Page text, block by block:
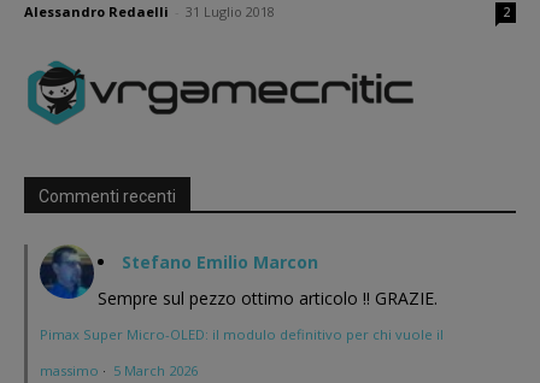
Alessandro Redaelli 31 Luglio 2018 2
Commenti recenti
Stefano Emilio Marcon
Sempre sul pezzo ottimo articolo !! GRAZIE.
Pimax Super Micro-OLED: il modulo definitivo per chi vuole il
massimo · 5 March 2026